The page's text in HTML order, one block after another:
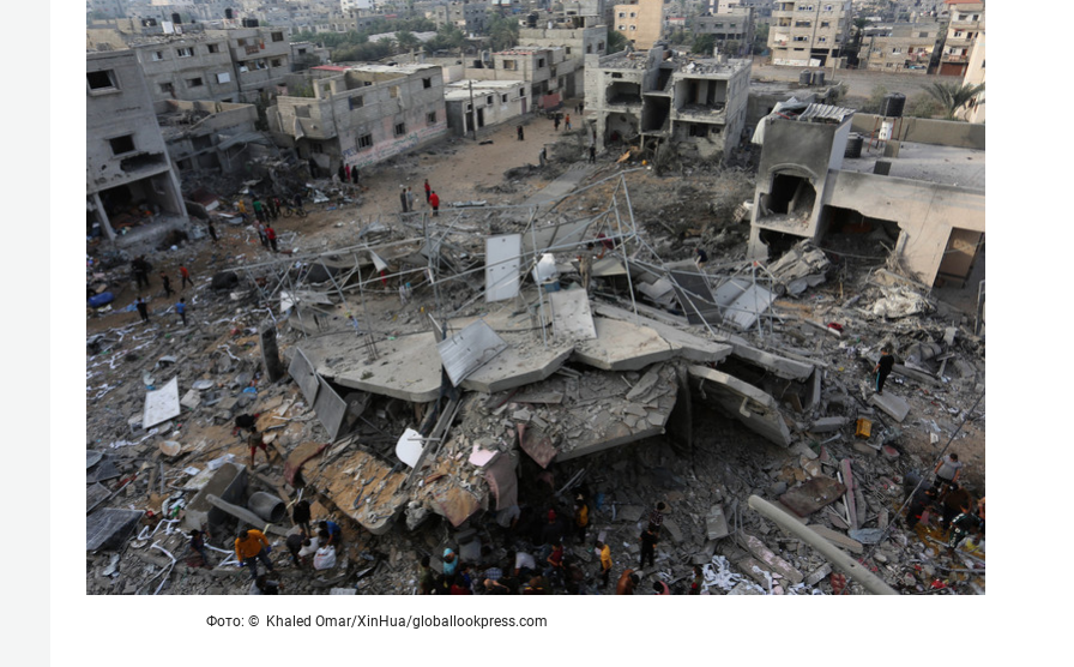
Фото: © Khaled Omar/XinHua/globallookpress.com
Рекомендуем
Оставить шум за волной: как
строят тишину в казанском
ЖК «Заря»
Рекомендуем
Психотерапевт «Фороса»:
«Директорский невроз» –
когда человек не считает
свою сверхнагрузку
стрессом»
Рекомендуем
Дизайнер-прораб
Наседкина: «Ремонт
с мебелью за 2
для меня это